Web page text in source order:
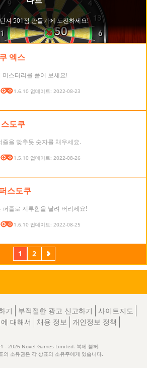
엑스
미스터리를 풀어 보세요!
버전: 1.6.10 업데이트: 2022-08-23
도쿠
즐을 맞추듯 숫자를 채우세요.
버전: 1.5.10 업데이트: 2022-08-26
스도쿠
퍼즐로 지루함을 날려 버리세요!
버전: 1.6.10 업데이트: 2022-08-25
1 2
다
음
기 부적절한 광고 신고하기
사이트지도
대해서 채용 정보 개인정보 정책
- 2026 Novel Games Limited. 복제 불허.
의 소유권은 각 상표의 소유주에게 있습니다.